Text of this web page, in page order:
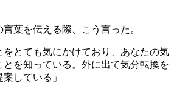
葉を伝える際、こう言った。
をとても気にかけており、あなたの気
を知っている。外に出て気分転換を
している」